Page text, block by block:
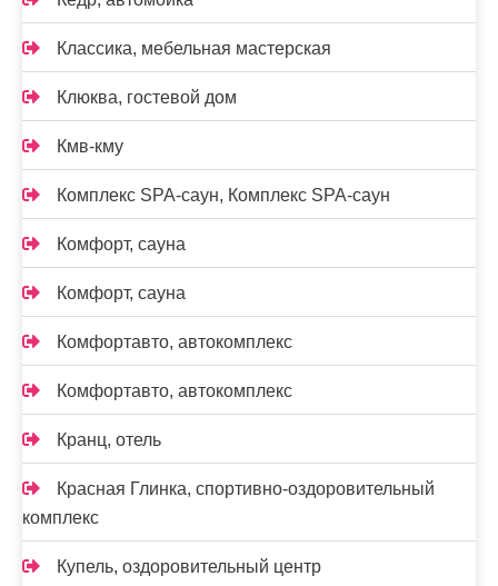
Классика, мебельная мастерская
Клюква, гостевой дом
Кмв-кму
Комплекс SPA-саун, Комплекс SPA-саун
Комфорт, сауна
Комфорт, сауна
Комфортавто, автокомплекс
Комфортавто, автокомплекс
Кранц, отель
Красная Глинка, спортивно-оздоровительный
комплекс
Купель, оздоровительный центр